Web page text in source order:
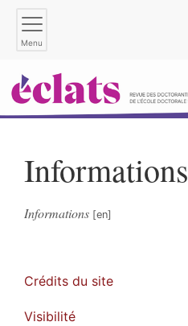
Menu
Informations
Informations
Crédits du site
Visibilité